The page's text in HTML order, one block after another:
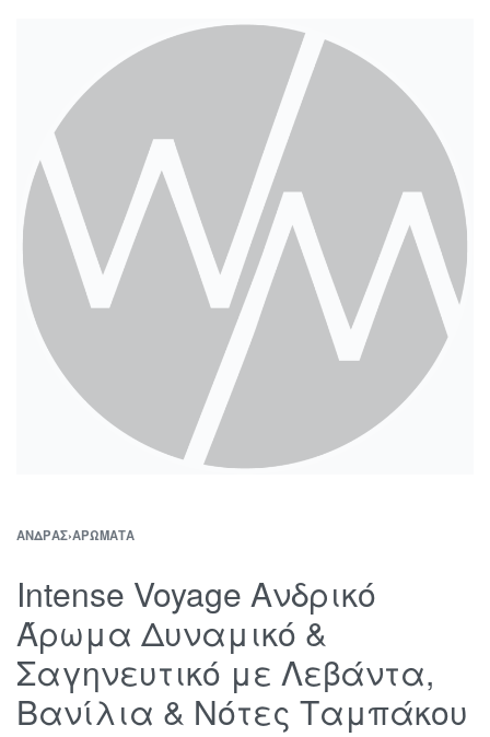
ΆΝΔΡΑΣ›ΑΡΏΜΑΤΑ
Intense Voyage Ανδρικό
Άρωμα Δυναμικό &
Σαγηνευτικό με Λεβάντα,
Βανίλια & Νότες Ταμπάκου